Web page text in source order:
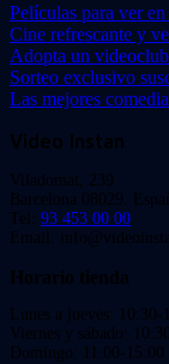
Películas para ver
Cine refrescante y
Adopta un videoclub
Sorteo exclusivo
Las mejores
Video Instan
Viladomat, 239
Barcelona 08029.
Tel: 93 453 00 00
Email:
Horario tienda
Lunes a jueves:
Viernes y sábado:
Domingo: 11:00-15:00